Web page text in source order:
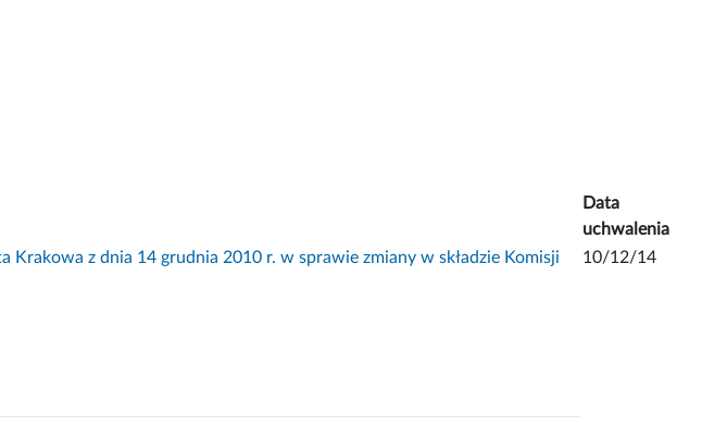
Data
uchwalenia
Krakowa z dnia 14 grudnia 2010 r. w sprawie zmiany w składzie Komisji
10/12/14